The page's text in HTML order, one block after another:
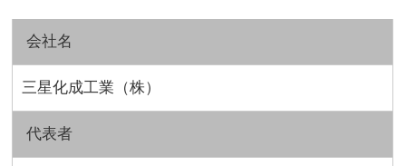
会社名
三星化成工業（株）
代表者